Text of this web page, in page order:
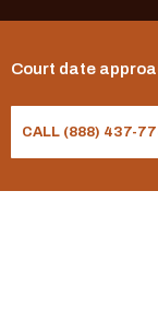
Court date
CALL (888) 437-